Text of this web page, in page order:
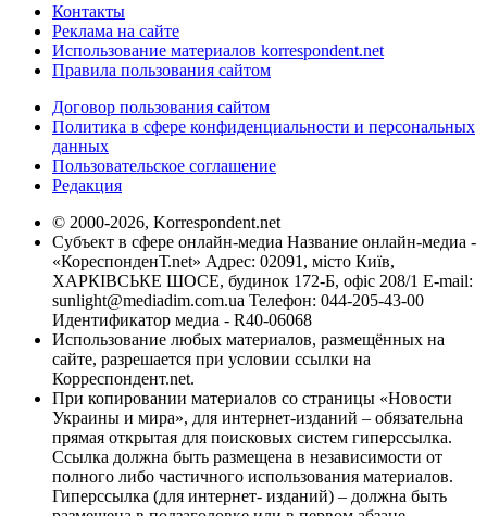
Контакты
Реклама на сайте
Использование материалов korrespondent.net
Правила пользования сайтом
Договор пользования сайтом
Политика в сфере конфиденциальности и персональных
данных
Пользовательское соглашение
Редакция
© 2000-2026, Korrespondent.net
Субъект в сфере онлайн-медиа Название онлайн-медиа -
«КореспонденТ.net» Адрес: 02091, місто Київ,
ХАРКІВСЬКЕ ШОСЕ, будинок 172-Б, офіс 208/1 E-mail:
sunlight@mediadim.com.ua Телефон: 044-205-43-00
Идентификатор медиа - R40-06068
Использование любых материалов, размещённых на
сайте, разрешается при условии ссылки на
Корреспондент.net.
При копировании материалов со страницы «Новости
Украины и мира», для интернет-изданий – обязательна
прямая открытая для поисковых систем гиперссылка.
Ссылка должна быть размещена в независимости от
полного либо частичного использования материалов.
Гиперссылка (для интернет- изданий) – должна быть